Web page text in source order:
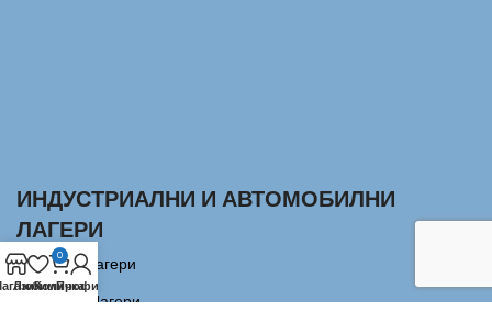
ИНДУСТРИАЛНИ И АВТОМОБИЛНИ
ЛАГЕРИ
Сачмени лагери
Аксиални Лагери
Любими
0
Количка
Профил